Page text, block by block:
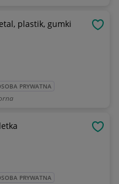
plastik, gumki
PRYWATNA
PRYWATNA